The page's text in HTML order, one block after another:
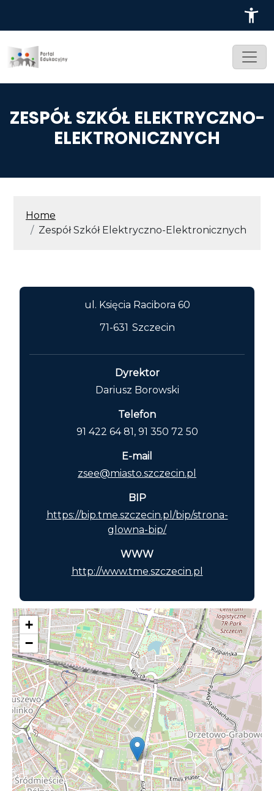
ZESPÓŁ SZKÓŁ ELEKTRYCZNO-
ELEKTRONICZNYCH
ŚCIEŻKA NAWIGACYJNA
Home
Zespół Szkół Elektryczno-Elektronicznych
ul. Księcia Racibora 60
71-631 Szczecin
Dyrektor
Dariusz Borowski
Telefon
91 422 64 81, 91 350 72 50
E-mail
zsee@miasto.szczecin.pl
BIP
https://bip.tme.szczecin.pl/bip/strona-
glowna-bip/
WWW
http://www.tme.szczecin.pl
+
−